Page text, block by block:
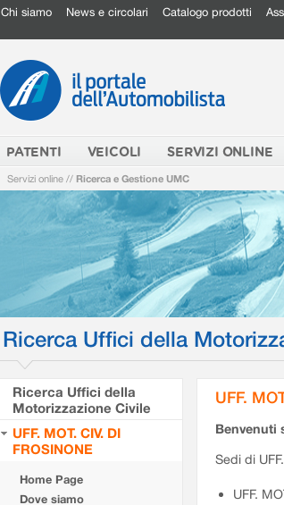
Chi siamo News e circolari Catalogo prodotti
PATENTI VEICOLI SERVIZI ONLINE
Servizi online // Ricerca e Gestione UMC
Ricerca Uffici della
Ricerca Uffici della
Motorizzazione Civile
UFF. MOT. CIV. DI
FROSINONE
Home Page
Dove siamo
UFF.
Benvenuti
Sedi di
UFF.